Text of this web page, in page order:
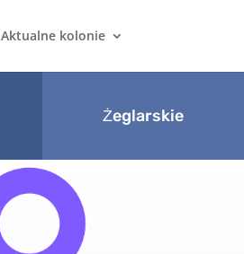
Aktualne kolonie
Żeglarskie